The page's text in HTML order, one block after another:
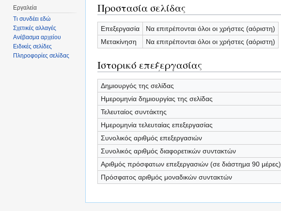
Προστασία σελίδας
Επεξεργασία
Να επιτρέπονται όλοι οι χρήστες (αόριστη)
Μετακίνηση
Να επιτρέπονται όλοι οι χρήστες (αόριστη)
Ιστορικό επεξεργασίας
Δημιουργός της σελίδας
Ημερομηνία δημιουργίας της σελίδας
Τελευταίος συντάκτης
Ημερομηνία τελευταίας επεξεργασίας
Συνολικός αριθμός επεξεργασιών
Συνολικός αριθμός διαφορετικών συντακτών
Αριθμός πρόσφατων επεξεργασιών (σε διάστημα 90 μέρες)
Πρόσφατος αριθμός μοναδικών συντακτών
Εργαλεία
Τι συνδέει εδώ
Σχετικές αλλαγές
Ανέβασμα αρχείου
Ειδικές σελίδες
Πληροφορίες σελίδας